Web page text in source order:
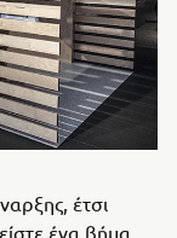
έτσι
ένα βήμα